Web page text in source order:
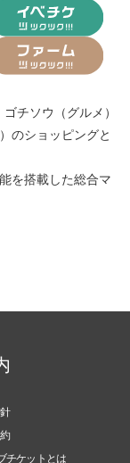
ゴチソウ（グルメ）
のショッピングと
を搭載した総合マ
チケットとは